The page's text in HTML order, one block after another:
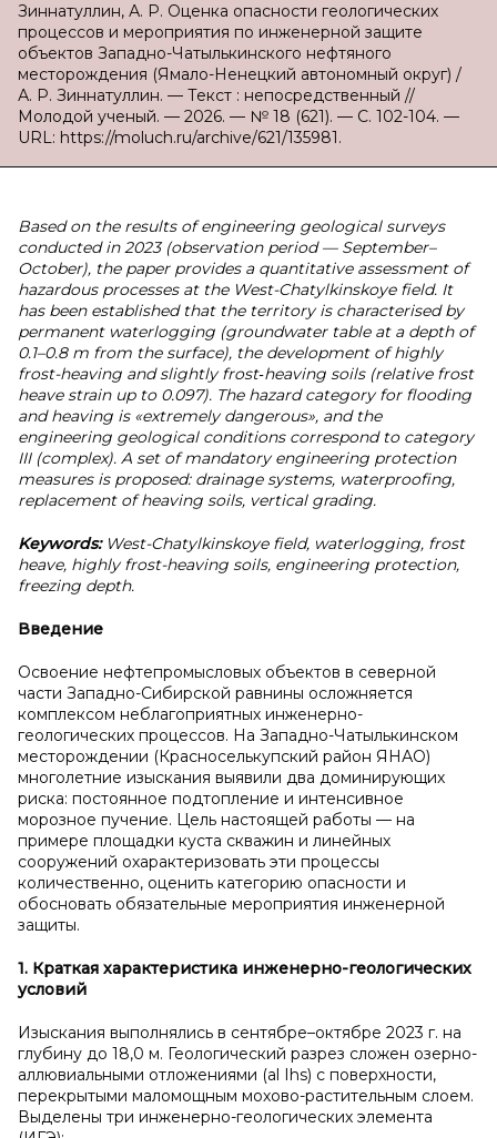
Зиннатуллин, А. Р. Оценка опасности геологических
процессов и мероприятия по инженерной защите
объектов Западно-Чатылькинского нефтяного
месторождения (Ямало-Ненецкий автономный округ) /
А. Р. Зиннатуллин. — Текст : непосредственный //
Молодой ученый. — 2026. — № 18 (621). — С. 102-104. —
URL: https://moluch.ru/archive/621/135981.
Based on the results of engineering geological surveys
conducted in 2023 (observation period — September–
October), the paper provides a quantitative assessment of
hazardous processes at the West-Chatylkinskoye field. It
has been established that the territory is characterised by
permanent waterlogging (groundwater table at a depth of
0.1–0.8 m from the surface), the development of highly
frost-heaving and slightly frost‑heaving soils (relative frost
heave strain up to 0.097). The hazard category for flooding
and heaving is «extremely dangerous», and the
engineering geological conditions correspond to category
III (complex). A set of mandatory engineering protection
measures is proposed: drainage systems, waterproofing,
replacement of heaving soils, vertical grading.
Keywords: West-Chatylkinskoye field, waterlogging, frost
heave, highly frost-heaving soils, engineering protection,
freezing depth.
Введение
Освоение нефтепромысловых объектов в северной
части Западно-Сибирской равнины осложняется
комплексом неблагоприятных инженерно-
геологических процессов. На Западно-Чатылькинском
месторождении (Красноселькупский район ЯНАО)
многолетние изыскания выявили два доминирующих
риска: постоянное подтопление и интенсивное
морозное пучение. Цель настоящей работы — на
примере площадки куста скважин и линейных
сооружений охарактеризовать эти процессы
количественно, оценить категорию опасности и
обосновать обязательные мероприятия инженерной
защиты.
1. Краткая характеристика инженерно-геологических
условий
Изыскания выполнялись в сентябре–октябре 2023 г. на
глубину до 18,0 м. Геологический разрез сложен озерно-
аллювиальными отложениями (аl Ihs) с поверхности,
перекрытыми маломощным мохово-растительным слоем.
Выделены три инженерно-геологических элемента